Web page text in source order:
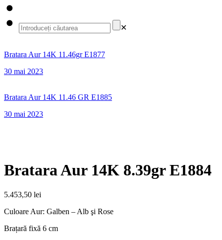
✕
Bratara Aur 14K 11.46gr E1877
30 mai 2023
Bratara Aur 14K 11.46 GR E1885
30 mai 2023
Bratara Aur 14K 8.39gr E1884
5.453,50 lei
Culoare Aur: Galben – Alb şi Rose
Brațară fixă 6 cm